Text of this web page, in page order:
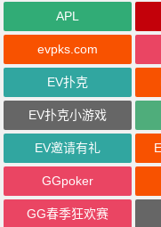
APL
evpks.com
EV扑克
EV扑克小游戏
EV邀请有礼
GGpoker
GG春季狂欢赛